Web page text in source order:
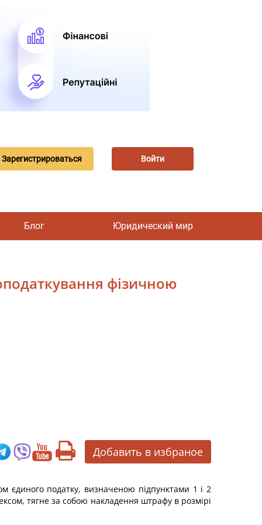
Зарегистрироваться Войти
Блог Юридический мир
фізичною
Добавить в избраное
єдиного податку, визначеною підпунктами 1 і 2
тягне за собою накладення штрафу в розмірі